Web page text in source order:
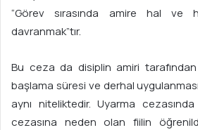
“Görev sırasında amire hal ve
davranmak”tır.
Bu ceza da disiplin amiri
başlama süresi ve derhal
aynı niteliktedir. Uyarma
cezasına neden olan fiilin